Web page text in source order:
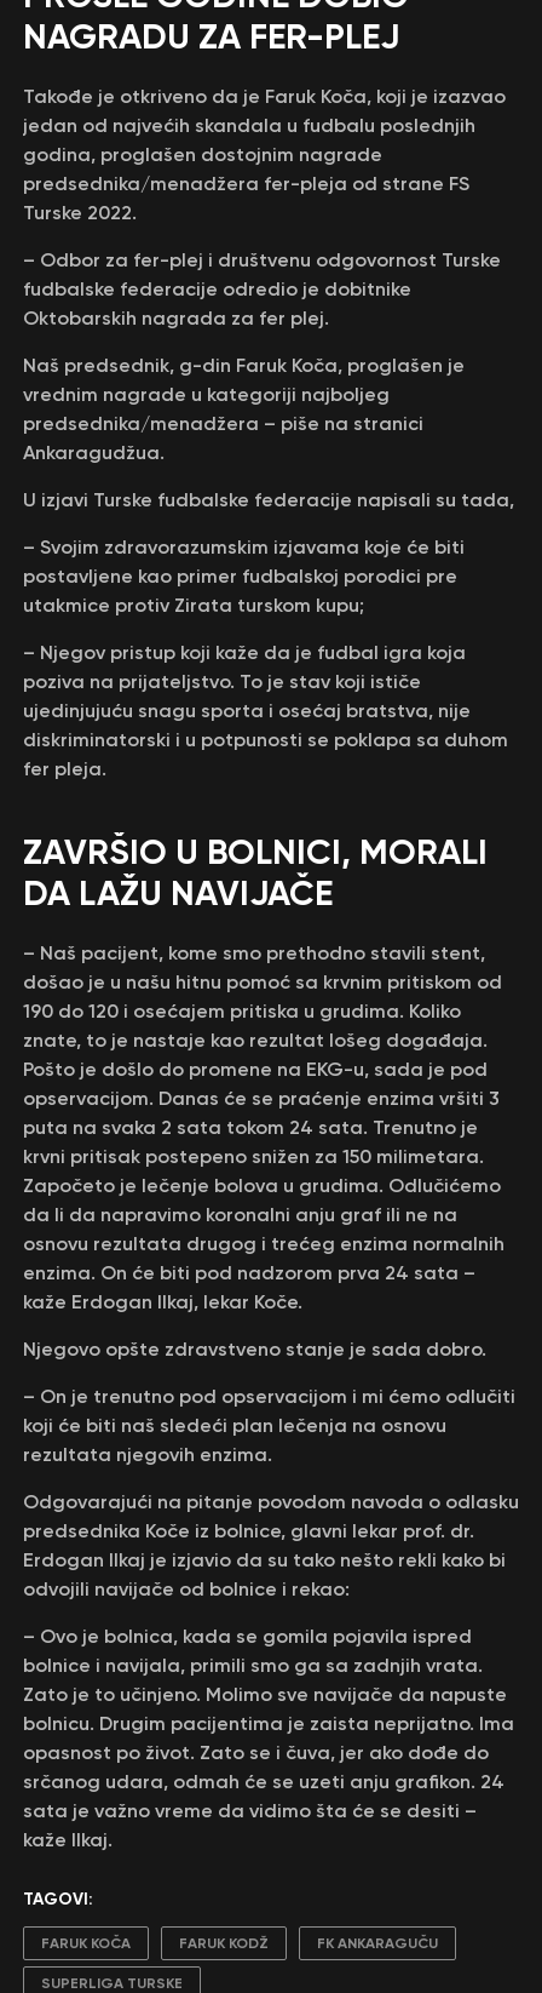
NAGRADU ZA FER-PLEJ
Takođe je otkriveno da je Faruk Koča, koji je izazvao
jedan od najvećih skandala u fudbalu poslednjih
godina, proglašen dostojnim nagrade
predsednika/menadžera fer-pleja od strane FS
Turske 2022.
– Odbor za fer-plej i društvenu odgovornost Turske
fudbalske federacije odredio je dobitnike
Oktobarskih nagrada za fer plej.
Naš predsednik, g-din Faruk Koča, proglašen je
vrednim nagrade u kategoriji najboljeg
predsednika/menadžera – piše na stranici
Ankaragudžua.
U izjavi Turske fudbalske federacije napisali su tada,
– Svojim zdravorazumskim izjavama koje će biti
postavljene kao primer fudbalskoj porodici pre
utakmice protiv Zirata turskom kupu;
– Njegov pristup koji kaže da je fudbal igra koja
poziva na prijateljstvo. To je stav koji ističe
ujedinjujuću snagu sporta i osećaj bratstva, nije
diskriminatorski i u potpunosti se poklapa sa duhom
fer pleja.
ZAVRŠIO U BOLNICI, MORALI
DA LAŽU NAVIJAČE
– Naš pacijent, kome smo prethodno stavili stent,
došao je u našu hitnu pomoć sa krvnim pritiskom od
190 do 120 i osećajem pritiska u grudima. Koliko
znate, to je nastaje kao rezultat lošeg događaja.
Pošto je došlo do promene na EKG-u, sada je pod
opservacijom. Danas će se praćenje enzima vršiti 3
puta na svaka 2 sata tokom 24 sata. Trenutno je
krvni pritisak postepeno snižen za 150 milimetara.
Započeto je lečenje bolova u grudima. Odlučićemo
da li da napravimo koronalni anju graf ili ne na
osnovu rezultata drugog i trećeg enzima normalnih
enzima. On će biti pod nadzorom prva 24 sata –
kaže Erdogan Ilkaj, lekar Koče.
Njegovo opšte zdravstveno stanje je sada dobro.
– On je trenutno pod opservacijom i mi ćemo odlučiti
koji će biti naš sledeći plan lečenja na osnovu
rezultata njegovih enzima.
Odgovarajući na pitanje povodom navoda o odlasku
predsednika Koče iz bolnice, glavni lekar prof. dr.
Erdogan Ilkaj je izjavio da su tako nešto rekli kako bi
odvojili navijače od bolnice i rekao:
– Ovo je bolnica, kada se gomila pojavila ispred
bolnice i navijala, primili smo ga sa zadnjih vrata.
Zato je to učinjeno. Molimo sve navijače da napuste
bolnicu. Drugim pacijentima je zaista neprijatno. Ima
opasnost po život. Zato se i čuva, jer ako dođe do
srčanog udara, odmah će se uzeti anju grafikon. 24
sata je važno vreme da vidimo šta će se desiti –
kaže Ilkaj.
TAGOVI:
FARUK KOČA FARUK KODŽ FK ANKARAGUČU
SUPERLIGA TURSKE